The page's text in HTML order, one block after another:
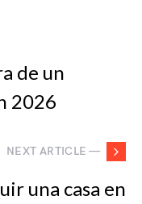
de un
2026
NEXT ARTICLE —
una casa en